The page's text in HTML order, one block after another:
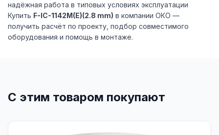
надёжная работа в типовых условиях эксплуатации
Купить F-IC-1142M(E)(2.8 mm) в компании ОКО —
получить расчёт по проекту, подбор совместимого
оборудования и помощь в монтаже.
С этим товаром покупают